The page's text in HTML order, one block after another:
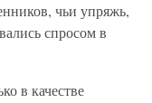
чьи упряжь,
спросом в
в качестве